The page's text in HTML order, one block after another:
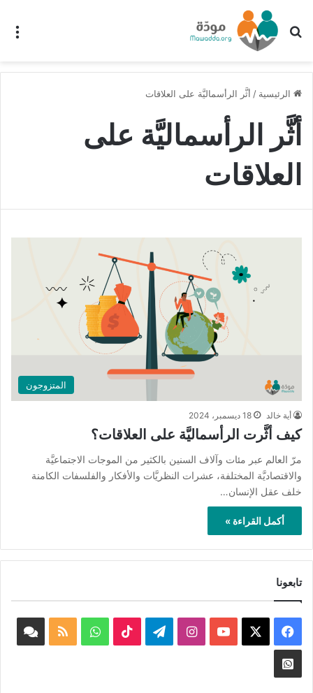
بحث عن
الرئيسية / أثَّر الرأسماليَّة على العلاقات
أثَّر الرأسماليَّة على
العلاقات
المتزوجون
أية خالد 18 ديسمبر، 2024
كيف أثَّرت الرأسماليَّة على العلاقات؟
مرّ العالم عبر مئات وآلاف السنين بالكثير من الموجات الاجتماعيَّة
والاقتصاديَّة المختلفة، عشرات النظريَّات والأفكار والفلسفات الكامنة
خلف عقل الإنسان…
أكمل القراءة »
تابعونا
فيسبوك ‫YouTubeانستقرامتيلقرام ‫TikTokواتسابملخص
Whatsapp